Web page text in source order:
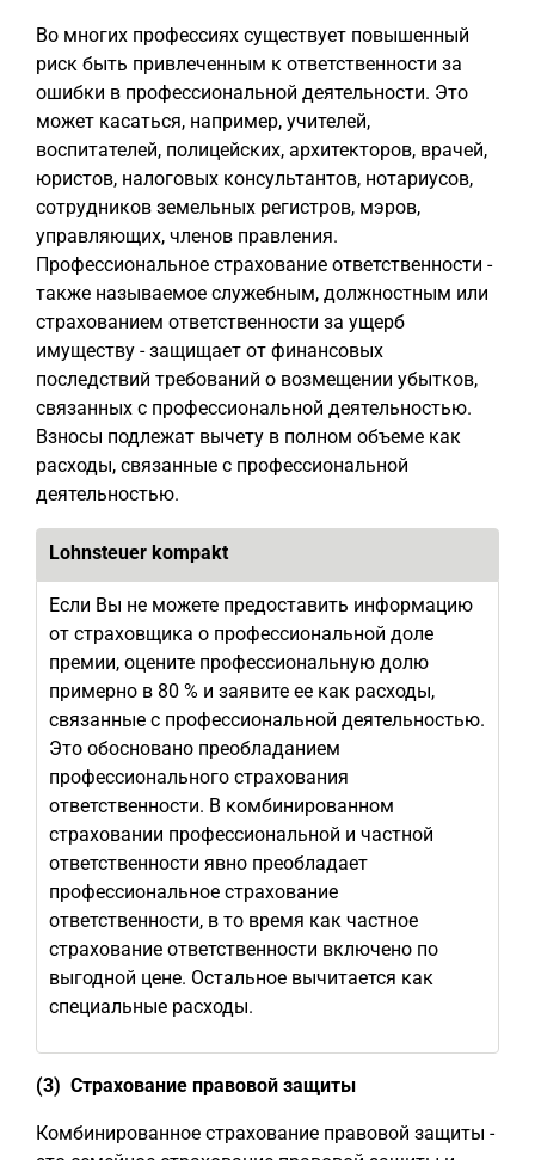
Во многих профессиях существует повышенный
риск быть привлеченным к ответственности за
ошибки в профессиональной деятельности. Это
может касаться, например, учителей,
воспитателей, полицейских, архитекторов, врачей,
юристов, налоговых консультантов, нотариусов,
сотрудников земельных регистров, мэров,
управляющих, членов правления.
Профессиональное страхование ответственности -
также называемое служебным, должностным или
страхованием ответственности за ущерб
имуществу - защищает от финансовых
последствий требований о возмещении убытков,
связанных с профессиональной деятельностью.
Взносы подлежат вычету в полном объеме как
расходы, связанные с профессиональной
деятельностью.
Lohnsteuer kompakt
Если Вы не можете предоставить информацию
от страховщика о профессиональной доле
премии, оцените профессиональную долю
примерно в 80 % и заявите ее как расходы,
связанные с профессиональной деятельностью.
Это обосновано преобладанием
профессионального страхования
ответственности. В комбинированном
страховании профессиональной и частной
ответственности явно преобладает
профессиональное страхование
ответственности, в то время как частное
страхование ответственности включено по
выгодной цене. Остальное вычитается как
специальные расходы.
(3) Страхование правовой защиты
Комбинированное страхование правовой защиты -